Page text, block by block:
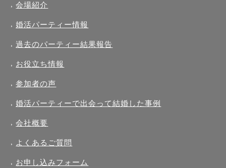
会場紹介
婚活パーティー情報
過去のパーティー結果報告
お役立ち情報
参加者の声
婚活パーティーで出会って結婚した事例
会社概要
よくあるご質問
お申し込みフォーム